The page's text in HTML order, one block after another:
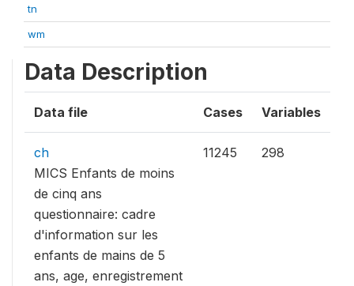
tn
wm
Data Description
Data file Cases Variables
ch
MICS Enfants de moins
de cinq ans
questionnaire: cadre
d'information sur les
enfants de mains de 5
ans, age, enregistrement
11245 298